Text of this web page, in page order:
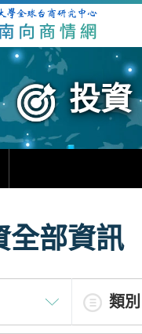
投資
全部資訊